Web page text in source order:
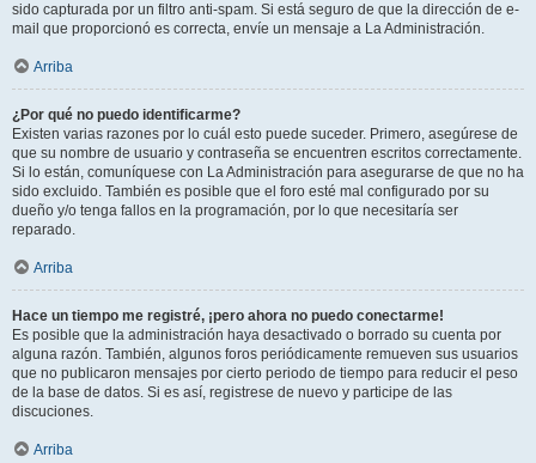
sido capturada por un filtro anti-spam. Si está seguro de que la dirección de e-
mail que proporcionó es correcta, envíe un mensaje a La Administración.
Arriba
¿Por qué no puedo identificarme?
Existen varias razones por lo cuál esto puede suceder. Primero, asegúrese de
que su nombre de usuario y contraseña se encuentren escritos correctamente.
Si lo están, comuníquese con La Administración para asegurarse de que no ha
sido excluido. También es posible que el foro esté mal configurado por su
dueño y/o tenga fallos en la programación, por lo que necesitaría ser
reparado.
Arriba
Hace un tiempo me registré, ¡pero ahora no puedo conectarme!
Es posible que la administración haya desactivado o borrado su cuenta por
alguna razón. También, algunos foros periódicamente remueven sus usuarios
que no publicaron mensajes por cierto periodo de tiempo para reducir el peso
de la base de datos. Si es así, registrese de nuevo y participe de las
discuciones.
Arriba